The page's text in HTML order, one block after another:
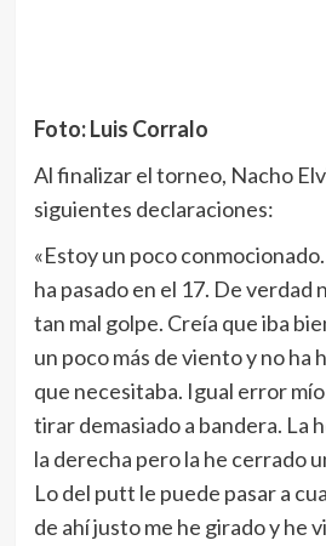
Foto: Luis Corralo
Al finalizar el torneo, Nacho
siguientes declaraciones:
«Estoy un poco
ha pasado en el 17. De verdad
tan mal golpe. Creía que iba
un poco más de viento y no ha
que necesitaba. Igual error
tirar demasiado a bandera. La
la derecha pero la he cerrado
Lo del putt le puede pasar a
de ahí justo me he girado y he